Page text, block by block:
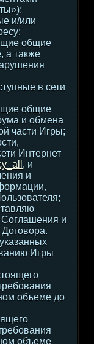
и/или
общие
а также
в сети
общие
и обмена
части Игры;
Интернет
, и
и
Соглашения и
Игры
объеме до
объеме